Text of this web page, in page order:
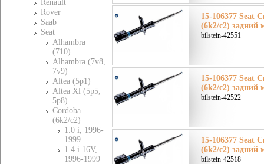
Renault
Rover
Saab
Seat
Alhambra
(710)
Alhambra (7v8,
7v9)
Altea (5p1)
Altea Xl (5p5,
5p8)
Cordoba
(6k2/c2)
1.0 i, 1996-
1999
1.4 i 16V,
1996-1999
15-106377 Seat
(6k2/c2) задний
bilstein-42551
15-106377 Seat
(6k2/c2) задний
bilstein-42522
15-106377 Seat
(6k2/c2) задний
bilstein-42518